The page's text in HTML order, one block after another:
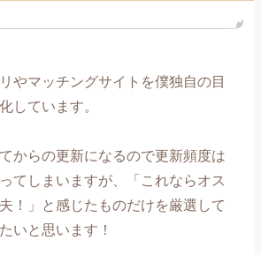
事一覧
やマッチングサイトを僕独自の目
しています。
からの更新になるので更新頻度は
てしまいますが、「これならオス
！」と感じたものだけを厳選して
いと思います！